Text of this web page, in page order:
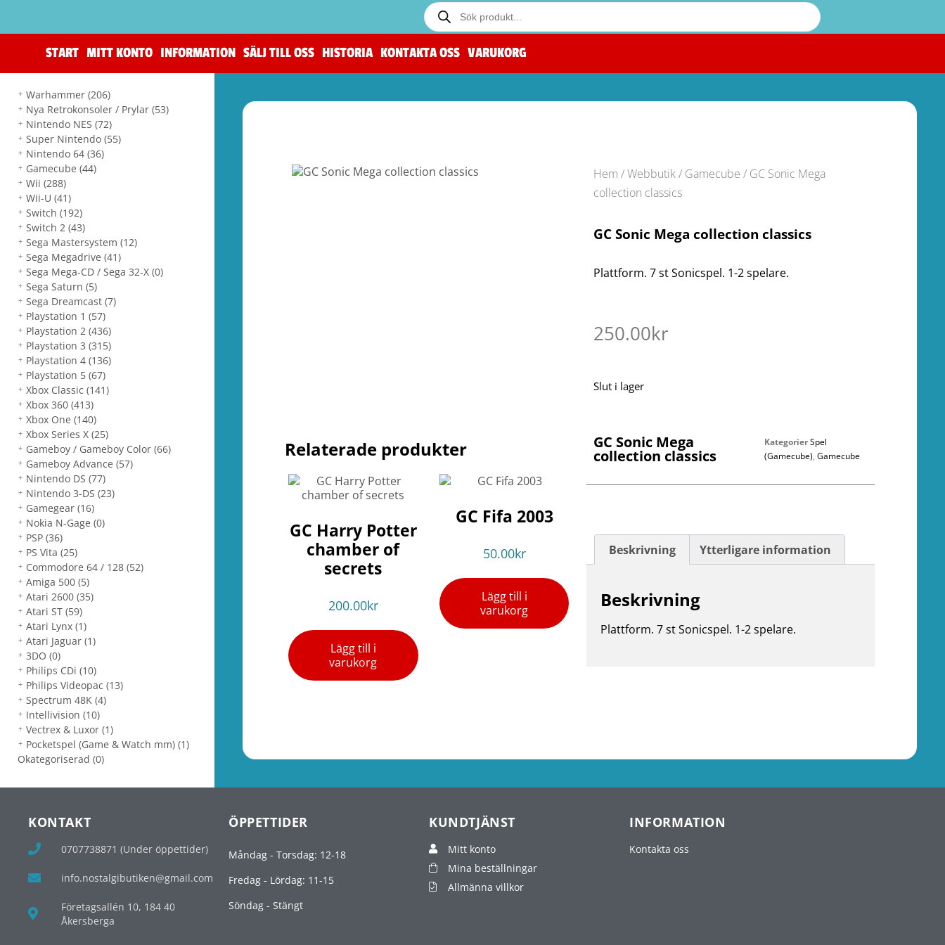
START MITT KONTO INFORMATION SÄLJ TILL OSS HISTORIA KONTAKTA OSS VARUKORG
Warhammer(206)
Nya Retrokonsoler / Prylar(53)
Nintendo NES(72)
Super Nintendo(55)
Nintendo 64(36)
Gamecube(44)
Wii(288)
Wii-U(41)
Switch(192)
Switch 2(43)
Sega Mastersystem(12)
Sega Megadrive(41)
Sega Mega-CD / Sega 32-X(0)
Sega Saturn(5)
Sega Dreamcast(7)
Playstation 1(57)
Playstation 2(436)
Playstation 3(315)
Playstation 4(136)
Playstation 5(67)
Xbox Classic(141)
Xbox 360(413)
Xbox One(140)
Xbox Series X(25)
Gameboy / Gameboy Color(66)
Gameboy Advance(57)
Nintendo DS(77)
Nintendo 3-DS(23)
Gamegear(16)
Nokia N-Gage(0)
PSP(36)
PS Vita(25)
Commodore 64 / 128(52)
Amiga 500(5)
Atari 2600(35)
Atari ST(59)
Atari Lynx(1)
Atari Jaguar(1)
3DO(0)
Philips CDi(10)
Philips Videopac(13)
Spectrum 48K(4)
Intellivision(10)
Vectrex & Luxor(1)
Pocketspel (Game & Watch mm)(1)
Okategoriserad (0)
Hem /Webbutik/ Gamecube / GC Sonic Mega
collection classics
GC Sonic Mega collection classics
Plattform. 7 st Sonicspel. 1-2 spelare.
250.00kr
Slut i lager
Relaterade produkter
GC Harry Potter
chamber of
secrets
200.00kr
Lägg till i
varukorg
GC Fifa 2003
50.00kr
Lägg till i
varukorg
GC Sonic Mega
collection classics
KategorierSpel
(Gamecube),Gamecube
Beskrivning Ytterligare information
Beskrivning
Plattform. 7 st Sonicspel. 1-2 spelare.
KONTAKT
0707738871 (Under öppettider)
info.nostalgibutiken@gmail.com
Företagsallén 10, 184 40
Åkersberga
ÖPPETTIDER
Måndag - Torsdag: 12-18
Fredag - Lördag: 11-15
Söndag - Stängt
KUNDTJÄNST
Mitt konto
Mina beställningar
Allmänna villkor
INFORMATION
Kontakta oss